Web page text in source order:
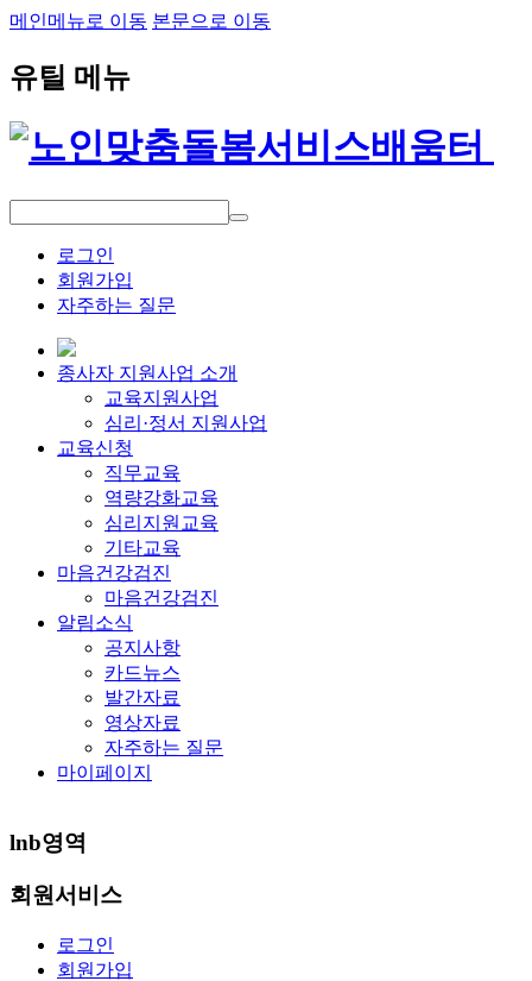
메인메뉴로 이동 본문으로 이동
유틸 메뉴
로그인
회원가입
자주하는 질문
종사자 지원사업 소개
교육지원사업
심리·정서 지원사업
교육신청
직무교육
역량강화교육
심리지원교육
기타교육
마음건강검진
마음건강검진
알림소식
공지사항
카드뉴스
발간자료
영상자료
자주하는 질문
마이페이지
lnb영역
회원서비스
로그인
회원가입